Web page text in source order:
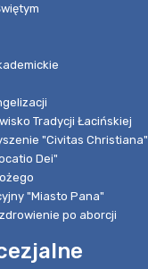
Tradycji Łacińskiej
"Civitas Christiana"
Dei"
"Miasto Pana"
po aborcji